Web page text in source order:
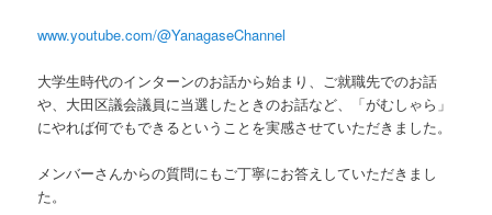
www.youtube.com/@YanagaseChannel
大学生時代のインターンのお話から始まり、ご就職先でのお話
や、大田区議会議員に当選したときのお話など、「がむしゃら」
にやれば何でもできるということを実感させていただきました。
メンバーさんからの質問にもご丁寧にお答えしていただきまし
た。